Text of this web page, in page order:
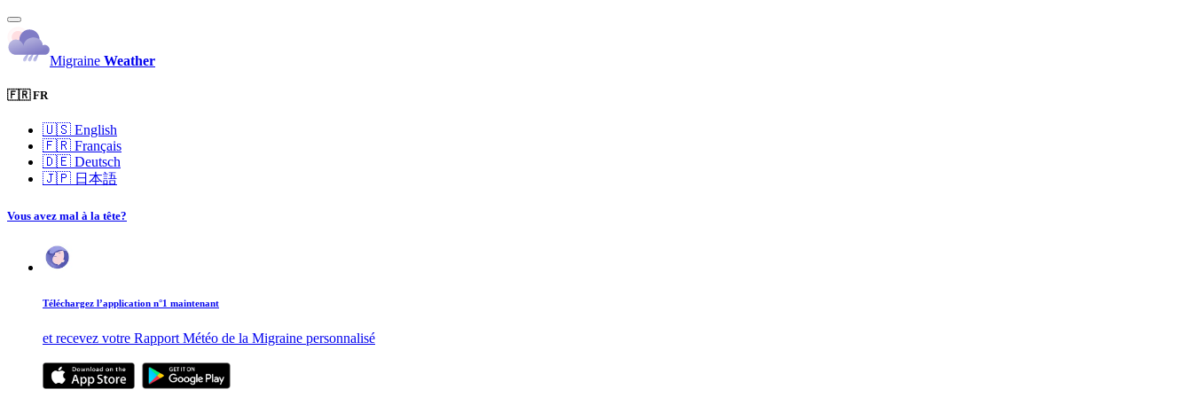
Migraine Weather
🇫🇷 FR
🇺🇸 English
🇫🇷 Français
🇩🇪 Deutsch
🇯🇵 日本語
Vous avez mal à la tête?
Téléchargez l’application n°1 maintenant
et recevez votre Rapport Météo de la Migraine personnalisé